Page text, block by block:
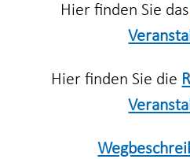
Hier finden Sie das
Hier finden Sie die